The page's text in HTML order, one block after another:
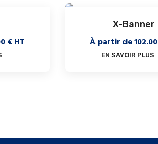
€ HT
X-Banner
À partir de102.00
EN SAVOIR PLUS